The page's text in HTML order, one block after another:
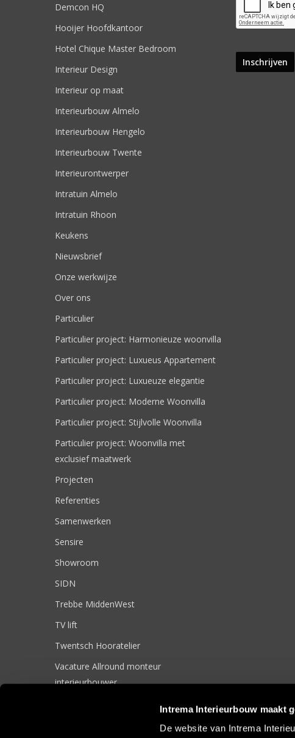
Intrema Interieurbouw maakt
De website van Intrema
Demcon HQ
Hooijer Hoofdkantoor
Hotel Chique Master Bedroom
Interieur Design
Interieur op maat
Interieurbouw Almelo
Interieurbouw Hengelo
Interieurbouw Twente
Interieurontwerper
Intratuin Almelo
Intratuin Rhoon
Keukens
Nieuwsbrief
Onze werkwijze
Over ons
Particulier
Particulier project: Harmonieuze woonvilla
Particulier project: Luxueus Appartement
Particulier project: Luxueuze elegantie
Particulier project: Moderne Woonvilla
Particulier project: Stijlvolle Woonvilla
Particulier project: Woonvilla met
exclusief maatwerk
Projecten
Referenties
Samenwerken
Sensire
Showroom
SIDN
Trebbe MiddenWest
TV lift
Twentsch Hooratelier
Vacature Allround monteur
interieurbouwer